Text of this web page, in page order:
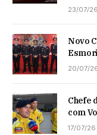
23/07/
Novo
20/07/
Chefe
com
17/07/26